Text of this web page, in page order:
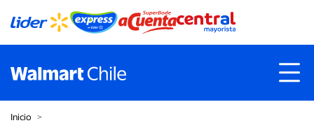
Inicio ˃